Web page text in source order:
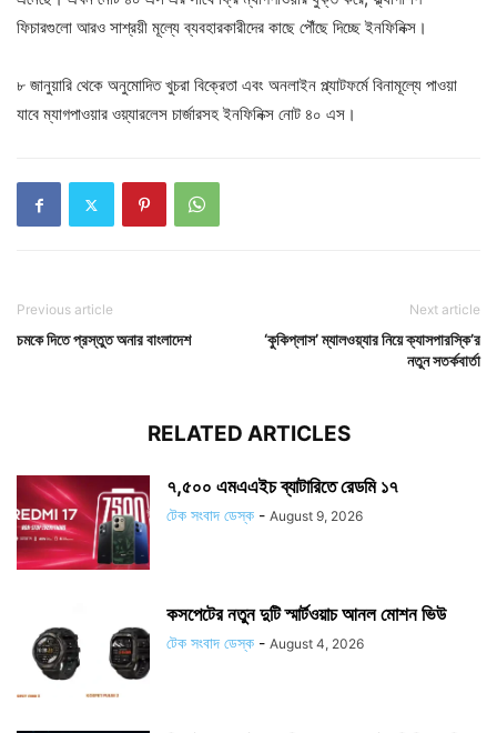
ফিচারগুলো আরও সাশ্রয়ী মূল্যে ব্যবহারকারীদের কাছে পৌঁছে দিচ্ছে ইনফিনিক্স।
৮ জানুয়ারি থেকে অনুমোদিত খুচরা বিক্রেতা এবং অনলাইন প্ল্যাটফর্মে বিনামূল্যে পাওয়া
যাবে ম্যাগপাওয়ার ওয়্যারলেস চার্জারসহ ইনফিনিক্স নোট ৪০ এস।
Previous article
চমকে দিতে প্রস্তুত অনার বাংলাদেশ
Next article
‘কুকিপ্লাস’ ম্যালওয়্যার নিয়ে ক্যাসপারস্কি’র
নতুন সতর্কবার্তা
RELATED ARTICLES
৭,৫০০ এমএএইচ ব্যাটারিতে রেডমি ১৭
টেক সংবাদ ডেস্ক - August 9, 2026
কসপেটের নতুন দুটি স্মার্টওয়াচ আনল মোশন ভিউ
টেক সংবাদ ডেস্ক - August 4, 2026